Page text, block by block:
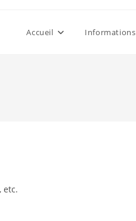
Accueil Informations
etc.